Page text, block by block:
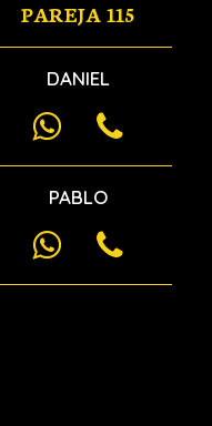
PAREJA 115
DANIEL
PABLO